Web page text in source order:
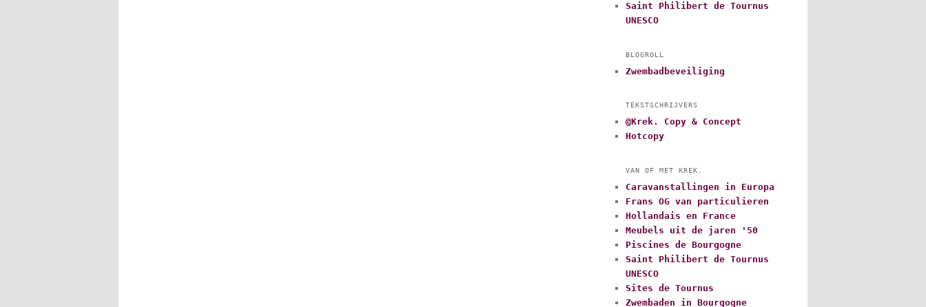
Saint Philibert de Tournus
UNESCO
BLOGROLL
Zwembadbeveiliging
TEKSTSCHRIJVERS
@Krek. Copy & Concept
Hotcopy
VAN OF MET KREK.
Caravanstallingen in Europa
Frans OG van particulieren
Hollandais en France
Meubels uit de jaren '50
Piscines de Bourgogne
Saint Philibert de Tournus
UNESCO
Sites de Tournus
Zwembaden in Bourgogne